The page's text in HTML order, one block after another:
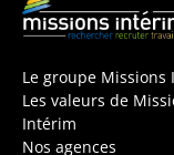
Le groupe Missions
Les valeurs de
Intérim
Nos agences